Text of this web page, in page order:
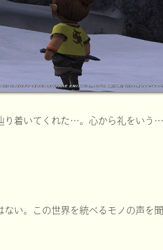
り着いてくれた…。心から礼をいう…
い。この世界を統べるモノの声を聞